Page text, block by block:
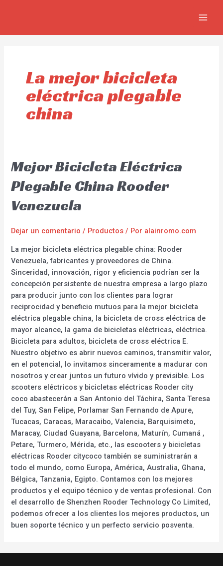
La mejor bicicleta
eléctrica plegable
china
Mejor Bicicleta Eléctrica
Plegable China Rooder
Venezuela
Dejar un comentario / Productos / Por alainromo.com
La mejor bicicleta eléctrica plegable china: Rooder
Venezuela, fabricantes y proveedores de China.
Sinceridad, innovación, rigor y eficiencia podrían ser la
concepción persistente de nuestra empresa a largo plazo
para producir junto con los clientes para lograr
reciprocidad y beneficio mutuos para la mejor bicicleta
eléctrica plegable china, la bicicleta de cross eléctrica de
mayor alcance, la gama de bicicletas eléctricas, eléctrica.
Bicicleta para adultos, bicicleta de cross eléctrica E.
Nuestro objetivo es abrir nuevos caminos, transmitir valor,
en el potencial, lo invitamos sinceramente a madurar con
nosotros y crear juntos un futuro vívido y previsible. Los
scooters eléctricos y bicicletas eléctricas Rooder city
coco abastecerán a San Antonio del Táchira, Santa Teresa
del Tuy, San Felipe, Porlamar San Fernando de Apure,
Tucacas, Caracas, Maracaibo, Valencia, Barquisimeto,
Maracay, Ciudad Guayana, Barcelona, Maturín, Cumaná ,
Petare, Turmero, Mérida, etc., las escooters y bicicletas
eléctricas Rooder citycoco también se suministrarán a
todo el mundo, como Europa, América, Australia, Ghana,
Bélgica, Tanzania, Egipto. Contamos con los mejores
productos y el equipo técnico y de ventas profesional. Con
el desarrollo de Shenzhen Rooder Technology Co Limited,
podemos ofrecer a los clientes los mejores productos, un
buen soporte técnico y un perfecto servicio posventa.